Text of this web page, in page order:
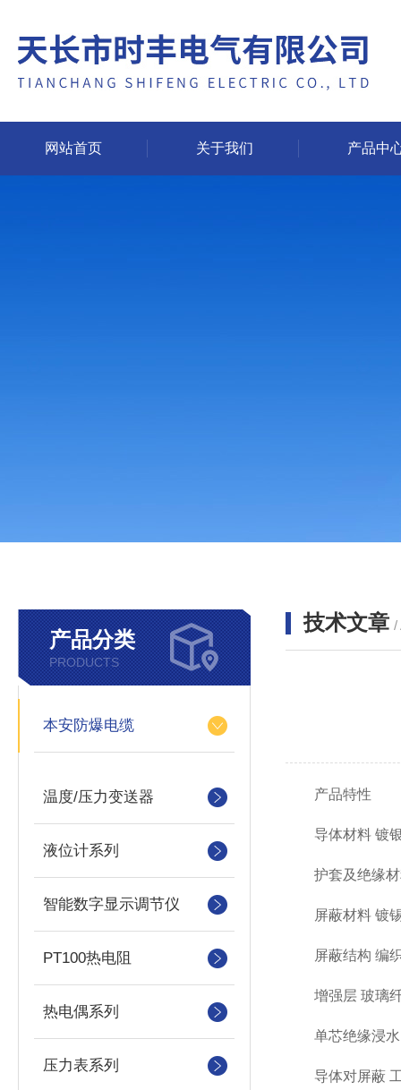
网站首页 关于我们 产品中
产品分类
PRODUCTS
本安防爆电缆
温度/压力变送器
液位计系列
智能数字显示调节仪
PT100热电阻
热电偶系列
压力表系列
技术文章 /
产品特性
导体材料 镀
护套及绝缘材
屏蔽材料 镀
屏蔽结构 编织
增强层 玻璃
单芯绝缘浸水
导体对屏蔽 工